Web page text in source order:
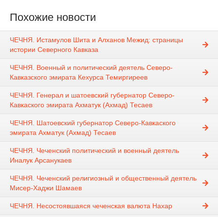
Похожие новости
ЧЕЧНЯ. Истамулов Шита и Алханов Межид: страницы
истории Северного Кавказа
ЧЕЧНЯ. Военный и политический деятель Северо-
Кавказского эмирата Кехурса Темиргиреев
ЧЕЧНЯ. Генерал и шатоевский губернатор Северо-
Кавкаского эмирата Ахматук (Ахмад) Тесаев
ЧЕЧНЯ. Шатоевский губернатор Северо-Кавкаского
эмирата Ахматук (Ахмад) Тесаев
ЧЕЧНЯ. Чеченский политический и военный деятель
Иналук Арсанукаев
ЧЕЧНЯ. Чеченский религиозный и общественный деятель
Мисер-Хаджи Шамаев
ЧЕЧНЯ. Несостоявшаяся чеченская валюта Нахар